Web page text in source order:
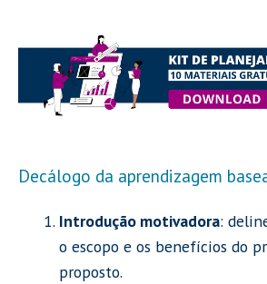
Decálogo da aprendizagem
Introdução motivadora:
o escopo e os benefícios do
proposto.